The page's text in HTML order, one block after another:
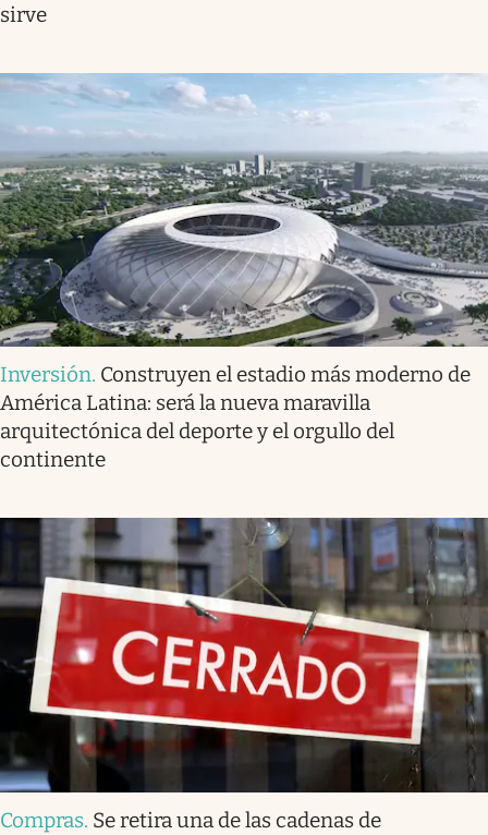
sirve
Inversión. Construyen el estadio más moderno de
América Latina: será la nueva maravilla
arquitectónica del deporte y el orgullo del
continente
Compras. Se retira una de las cadenas de